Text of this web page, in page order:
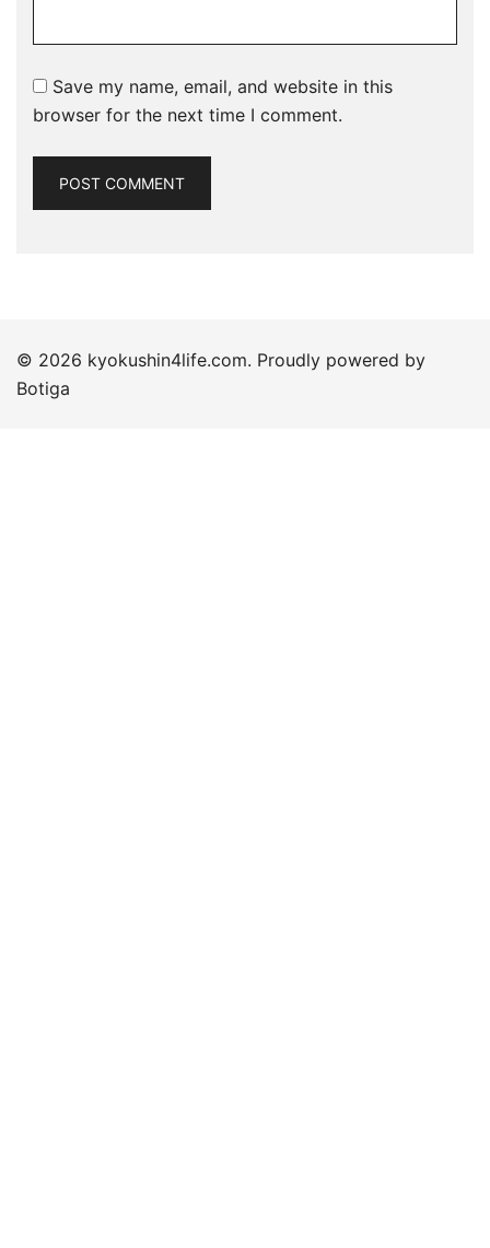
Save my name, email, and website in this
browser for the next time I comment.
© 2026 kyokushin4life.com. Proudly powered by
Botiga